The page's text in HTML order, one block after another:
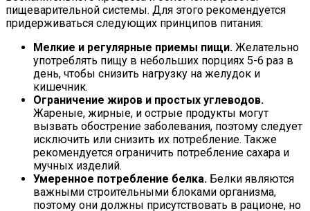
пищеварительной системы. Для этого рекомендуется
придерживаться следующих принципов питания:
Мелкие и регулярные приемы пищи. Желательно
употреблять пищу в небольших порциях 5-6 раз в
день, чтобы снизить нагрузку на желудок и
кишечник.
Ограничение жиров и простых углеводов.
Жареные, жирные, и острые продукты могут
вызвать обострение заболевания, поэтому следует
исключить или снизить их потребление. Также
рекомендуется ограничить потребление сахара и
мучных изделий.
Умеренное потребление белка. Белки являются
важными строительными блоками организма,
поэтому они должны присутствовать в рационе, но